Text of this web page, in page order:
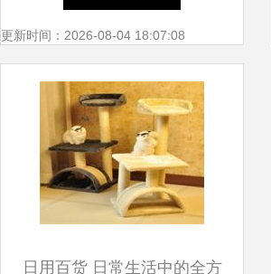
指南
更新时间：2026-08-04 18:07:08
日用百货 日常生活中的全方